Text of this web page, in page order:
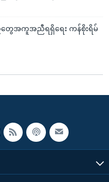
ည်တွေအကူအညီရရှိရေး ကန်စိုးရိမ်